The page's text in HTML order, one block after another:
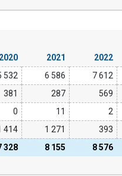
2020 2021 2022
328 8 155 8 576
532 6 586 7 612
381 287 569
0 11 2
414 1 271 393